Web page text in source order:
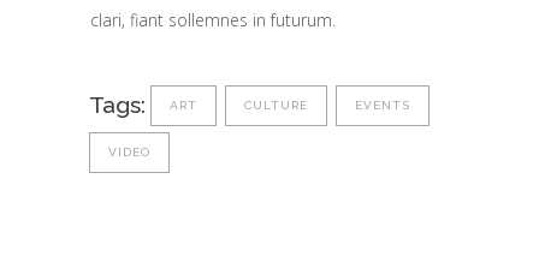
clari, fiant sollemnes in futurum.
Tags: ART CULTURE EVENTS
VIDEO